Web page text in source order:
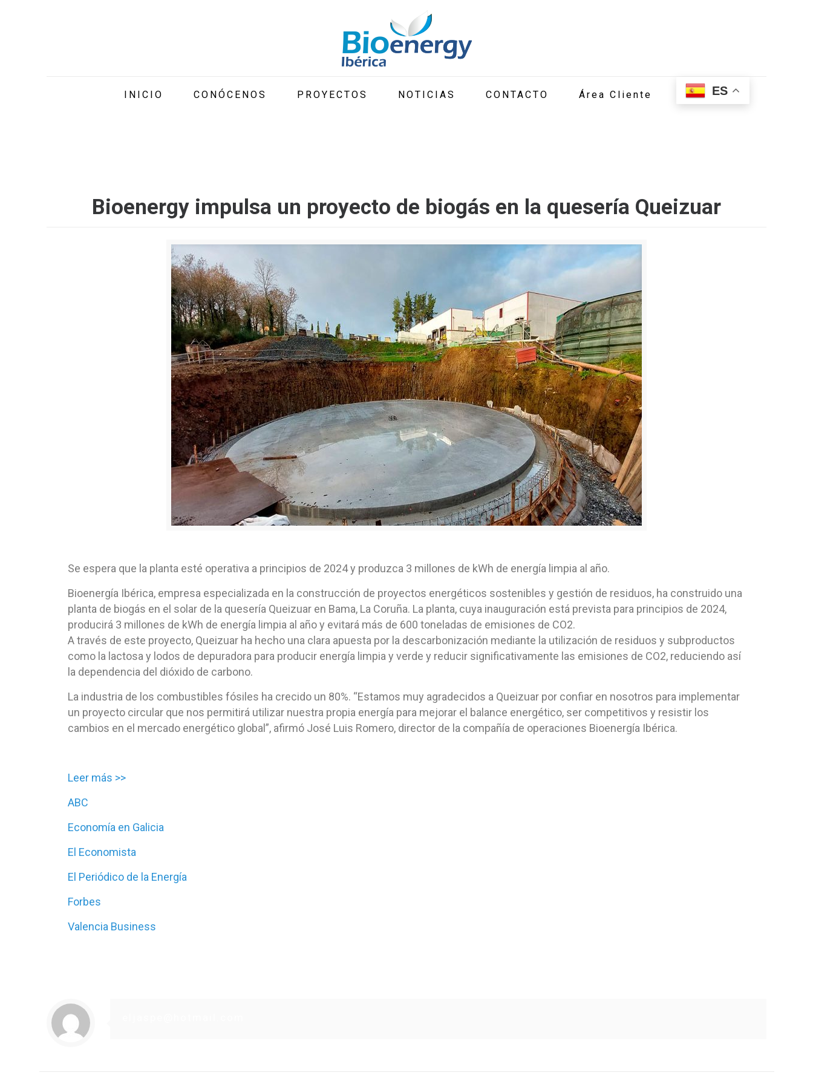
INICIO CONÓCENOS PROYECTOS NOTICIAS CONTACTO Área Cliente ES
Bioenergy impulsa un proyecto de biogás en la quesería Queizuar
Se espera que la planta esté operativa a principios de 2024 y produzca 3 millones de kWh de energía limpia al año.
Bioenergía Ibérica, empresa especializada en la construcción de proyectos energéticos sostenibles y gestión de residuos, ha construido una
planta de biogás en el solar de la quesería Queizuar en Bama, La Coruña. La planta, cuya inauguración está prevista para principios de 2024,
producirá 3 millones de kWh de energía limpia al año y evitará más de 600 toneladas de emisiones de CO2.
A través de este proyecto, Queizuar ha hecho una clara apuesta por la descarbonización mediante la utilización de residuos y subproductos
como la lactosa y lodos de depuradora para producir energía limpia y verde y reducir significativamente las emisiones de CO2, reduciendo así
la dependencia del dióxido de carbono.
La industria de los combustibles fósiles ha crecido un 80%. “Estamos muy agradecidos a Queizuar por confiar en nosotros para implementar
un proyecto circular que nos permitirá utilizar nuestra propia energía para mejorar el balance energético, ser competitivos y resistir los
cambios en el mercado energético global”, afirmó José Luis Romero, director de la compañía de operaciones Bioenergía Ibérica.
Leer más >>
ABC
Economía en Galicia
El Economista
El Periódico de la Energía
Forbes
Valencia Business